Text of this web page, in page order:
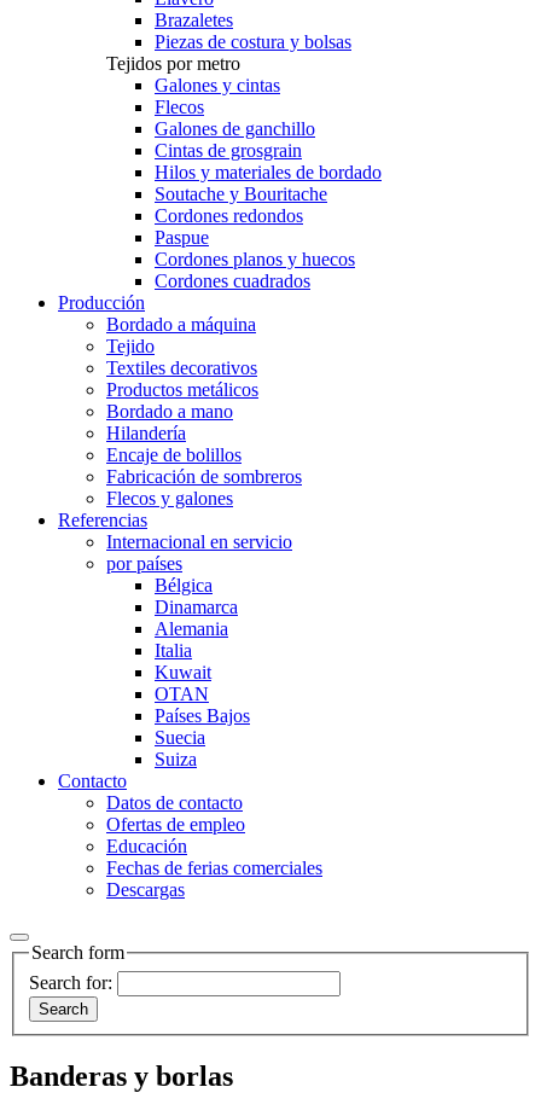
Brazaletes
Piezas de costura y bolsas
Tejidos por metro
Galones y cintas
Flecos
Galones de ganchillo
Cintas de grosgrain
Hilos y materiales de bordado
Soutache y Bouritache
Cordones redondos
Paspue
Cordones planos y huecos
Cordones cuadrados
Producción
Bordado a máquina
Tejido
Textiles decorativos
Productos metálicos
Bordado a mano
Hilandería
Encaje de bolillos
Fabricación de sombreros
Flecos y galones
Referencias
Internacional en servicio
por países
Bélgica
Dinamarca
Alemania
Italia
Kuwait
OTAN
Países Bajos
Suecia
Suiza
Contacto
Datos de contacto
Ofertas de empleo
Educación
Fechas de ferias comerciales
Descargas
Search form
Search for:
Banderas y borlas